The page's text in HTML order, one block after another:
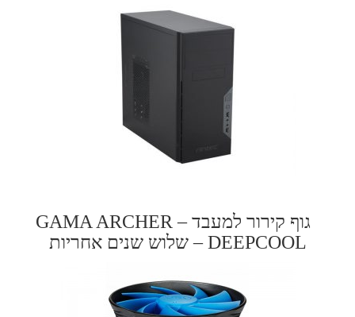
גוף קירור למעבד – GAMA ARCHER
DEEPCOOL – שלוש שנים אחריות